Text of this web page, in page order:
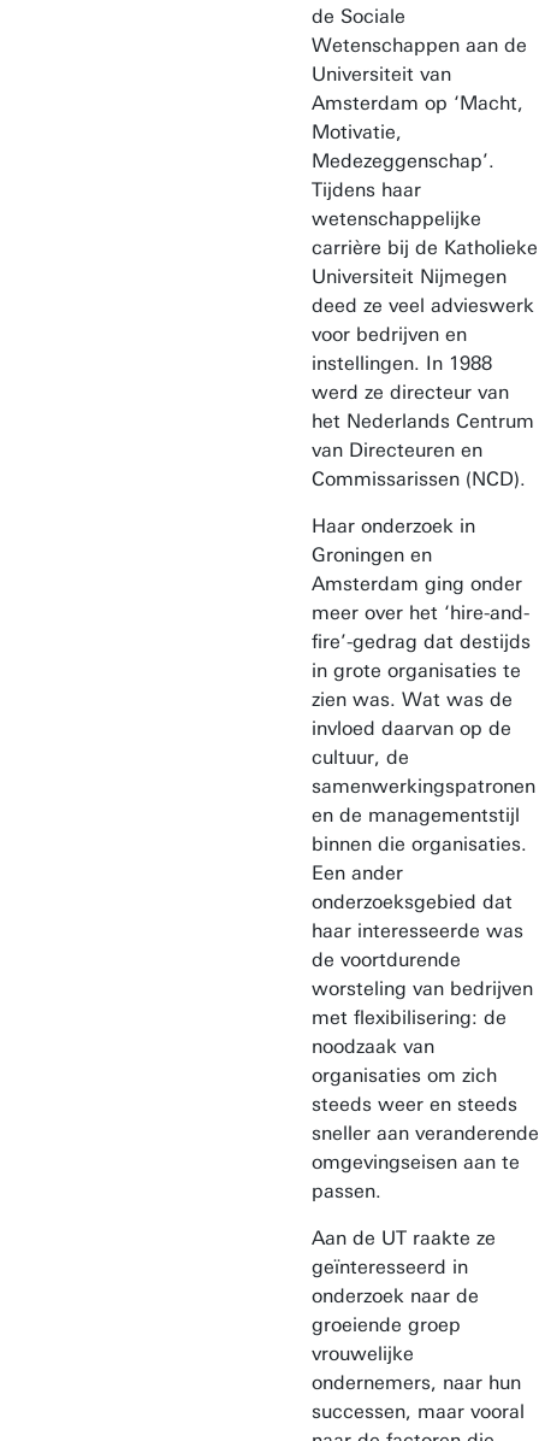
de Sociale
Wetenschappen aan de
Universiteit van
Amsterdam op ‘Macht,
Motivatie,
Medezeggenschap’.
Tijdens haar
wetenschappelijke
carrière bij de Katholieke
Universiteit Nijmegen
deed ze veel advieswerk
voor bedrijven en
instellingen. In 1988
werd ze directeur van
het Nederlands Centrum
van Directeuren en
Commissarissen (NCD).
Haar onderzoek in
Groningen en
Amsterdam ging onder
meer over het ‘hire-and-
fire’-gedrag dat destijds
in grote organisaties te
zien was. Wat was de
invloed daarvan op de
cultuur, de
samenwerkingspatronen
en de managementstijl
binnen die organisaties.
Een ander
onderzoeksgebied dat
haar interesseerde was
de voortdurende
worsteling van bedrijven
met flexibilisering: de
noodzaak van
organisaties om zich
steeds weer en steeds
sneller aan veranderende
omgevingseisen aan te
passen.
Aan de UT raakte ze
geïnteresseerd in
onderzoek naar de
groeiende groep
vrouwelijke
ondernemers, naar hun
successen, maar vooral